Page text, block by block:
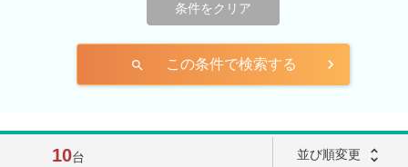
条件をクリア
search この条件で検索する
10台 並び順変更 unfold_more